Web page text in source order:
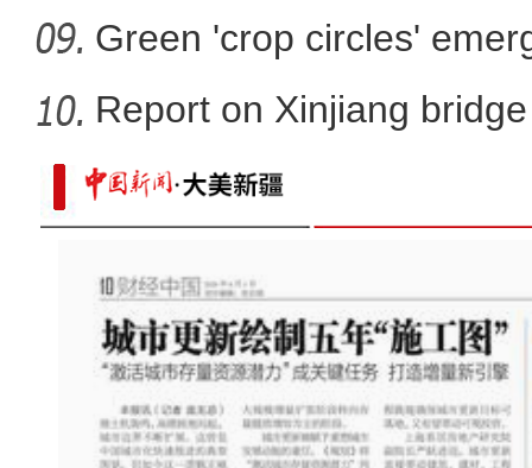
Green 'crop circles'
Report on Xinjiang
sa